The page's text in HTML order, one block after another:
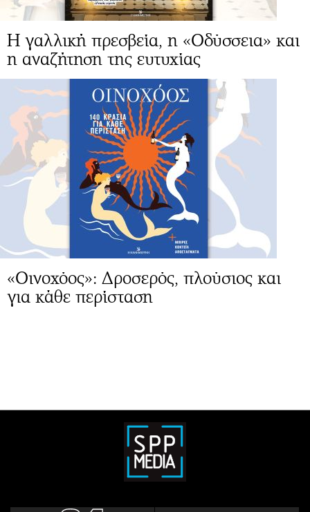
Η γαλλική πρεσβεία, η «Οδύσσεια» και
η αναζήτηση της ευτυχίας
«Οινοχόος»: Δροσερός, πλούσιος και
για κάθε περίσταση